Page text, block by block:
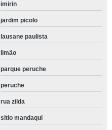
imirin
jardim picolo
lausane paulista
limão
parque peruche
peruche
rua zilda
sitio mandaqui